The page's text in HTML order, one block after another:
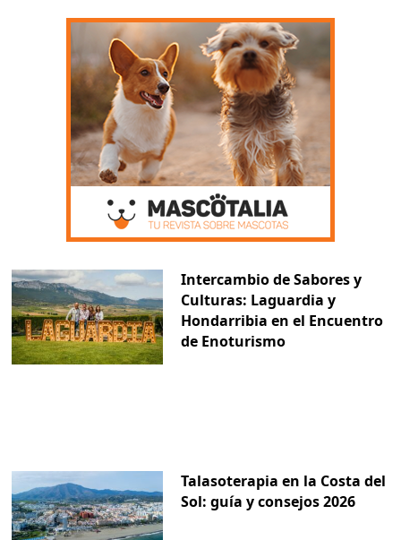
Intercambio de Sabores y
Culturas: Laguardia y
Hondarribia en el Encuentro
de Enoturismo
Talasoterapia en la Costa del
Sol: guía y consejos 2026